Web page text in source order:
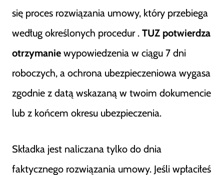
się proces rozwiązania umowy, który przebiega
według określonych procedur . TUZ potwierdza
otrzymanie wypowiedzenia w ciągu 7 dni
roboczych, a ochrona ubezpieczeniowa wygasa
zgodnie z datą wskazaną w twoim dokumencie
lub z końcem okresu ubezpieczenia.
Składka jest naliczana tylko do dnia
faktycznego rozwiązania umowy. Jeśli wpłaciłeś